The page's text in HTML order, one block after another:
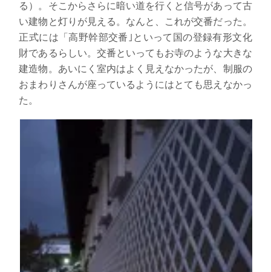
る）。そこからさらに暗い道を行くと信号があって古
い建物と灯りが見える。なんと、これが交番だった。
正式には「高野幹部交番｣といって国の登録有形文化
財であるらしい。交番といってもお寺のような大きな
建造物。あいにく室内はよく見えなかったが、制服の
おまわりさんが座っているようにはとても思えなかっ
た。